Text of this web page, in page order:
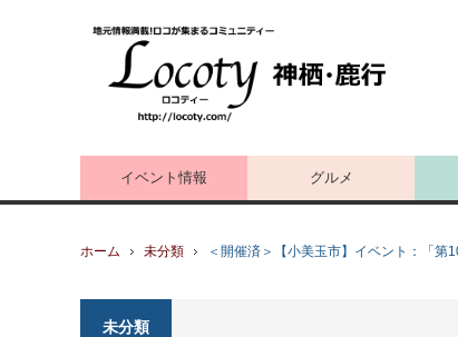
イベント情報 グルメ
ホーム 未分類 ＜開催済＞【小美玉市】イベント：「第
未分類